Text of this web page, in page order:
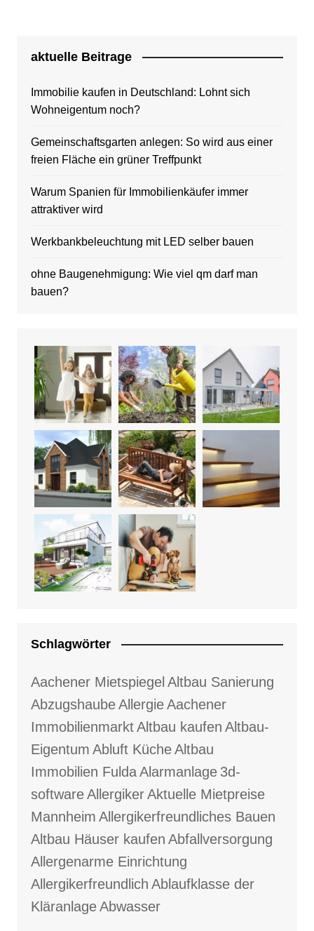
aktuelle Beitrage
Immobilie kaufen in Deutschland: Lohnt sich
Wohneigentum noch?
Gemeinschaftsgarten anlegen: So wird aus einer
freien Fläche ein grüner Treffpunkt
Warum Spanien für Immobilienkäufer immer
attraktiver wird
Werkbankbeleuchtung mit LED selber bauen
ohne Baugenehmigung: Wie viel qm darf man
bauen?
Schlagwörter
Aachener Mietspiegel Altbau Sanierung
AbzugshaubeAllergieAachener
ImmobilienmarktAltbau kaufen Altbau-
Eigentum Abluft KücheAltbau
Immobilien FuldaAlarmanlage 3d-
softwareAllergikerAktuelle Mietpreise
Mannheim Allergikerfreundliches Bauen
Altbau Häuser kaufen Abfallversorgung
Allergenarme Einrichtung
Allergikerfreundlich Ablaufklasse der
KläranlageAbwasser